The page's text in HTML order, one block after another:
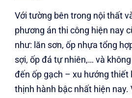
Với tường bên trong nội thất
phương án thi công hiện nay
như: lăn sơn, ốp nhựa tổng
sợi, ốp đá tự nhiên,… và
đến ốp gạch – xu hướng
thịnh hành bậc nhất hiện nay.